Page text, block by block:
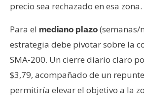
precio sea rechazado en esa zona.
Para el mediano plazo(semanas/
estrategia debe pivotar sobre la
SMA-200. Un cierre diario claro
$3,79, acompañado de un
permitiría elevar el objetivo a la